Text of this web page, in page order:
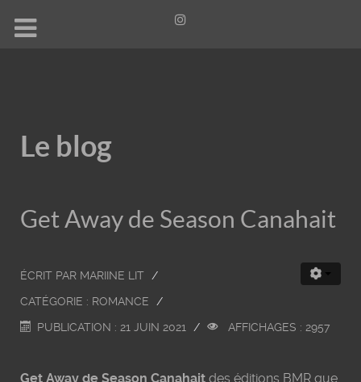
Le blog
Get Away de Season Canahait
ÉCRIT PAR MARIINE LIT
CATÉGORIE : ROMANCE
PUBLICATION : 21 JUIN 2021
AFFICHAGES : 2957
Get Away de Season Canahait des éditions BMR que